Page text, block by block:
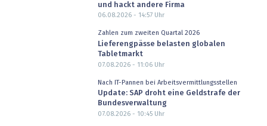
und hackt andere Firma
06.08.2026 - 14:57Uhr
Zahlen zum zweiten Quartal 2026
Lieferengpässe belasten globalen
Tabletmarkt
07.08.2026 - 11:06Uhr
Nach IT-Pannen bei Arbeitsvermittlungsstellen
Update: SAP droht eine Geldstrafe der
Bundesverwaltung
07.08.2026 - 10:45Uhr